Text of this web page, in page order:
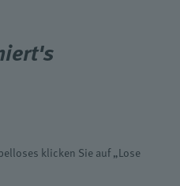
klicken Sie auf „Lose